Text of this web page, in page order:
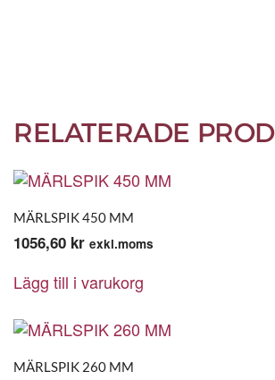
RELATERADE
MÄRLSPIK 450 MM
1056,60 kr exkl.moms
Lägg till i varukorg
MÄRLSPIK 260 MM